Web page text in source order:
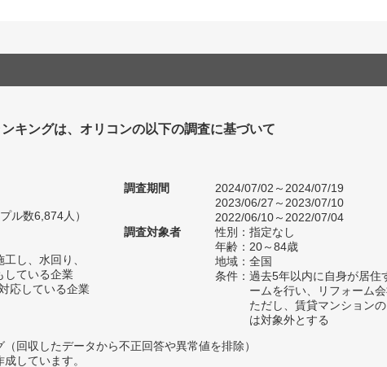
キングは、オリコンの以下の調査に基づいて
ル数6,874人）
し、水回り、
している企業
応している企業
調査期間
2024/07/02～2024/07/19
2023/06/27～2023/07/10
2022/06/10～2022/07/04
調査対象者
性別：指定なし
年齢：20～84歳
地域：全国
条件：過去5年以内に自身が居住
ームを行い、リフォーム
ただし、賃貸マンション
は対象外とする
回収したデータから不正回答や異常値を排除）
しています。